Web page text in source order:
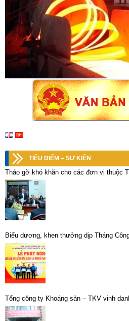
TIÊU ĐIỂM – SỰ KIỆN
Tháo gỡ khó khăn cho các đơn vị thuộc
Biểu dương, khen thưởng dịp Tháng
Tổng công ty Khoáng sản – TKV vinh